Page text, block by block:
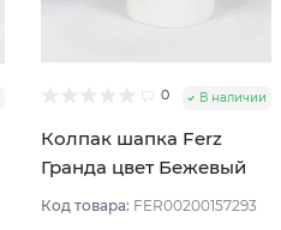
0 В наличии
Колпак шапка Ferz
Гранда цвет Бежевый
светлый
Код товара: FER00200157293